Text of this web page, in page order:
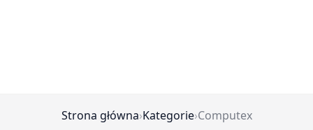
Strona główna›Kategorie›Computex